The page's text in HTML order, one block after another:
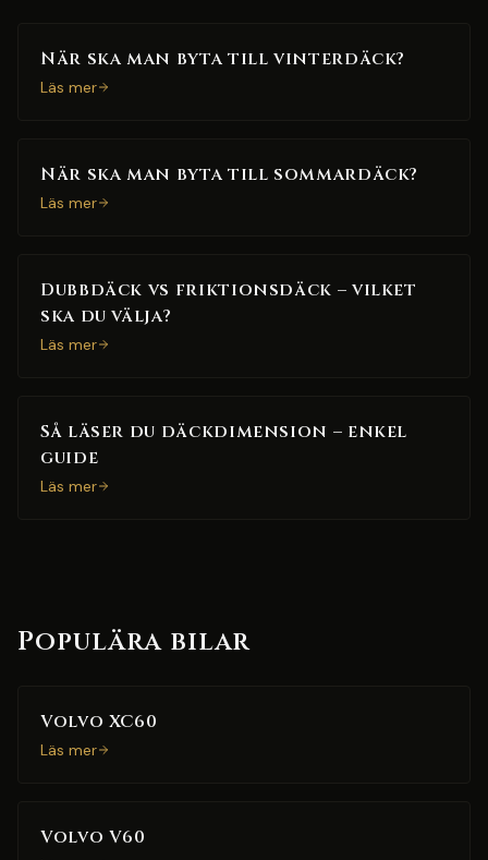
När ska man byta till vinterdäck?
Läs mer
När ska man byta till sommardäck?
Läs mer
Dubbdäck vs friktionsdäck – vilket
ska du välja?
Läs mer
Så läser du däckdimension – enkel
guide
Läs mer
Populära bilar
Volvo XC60
Läs mer
Volvo V60